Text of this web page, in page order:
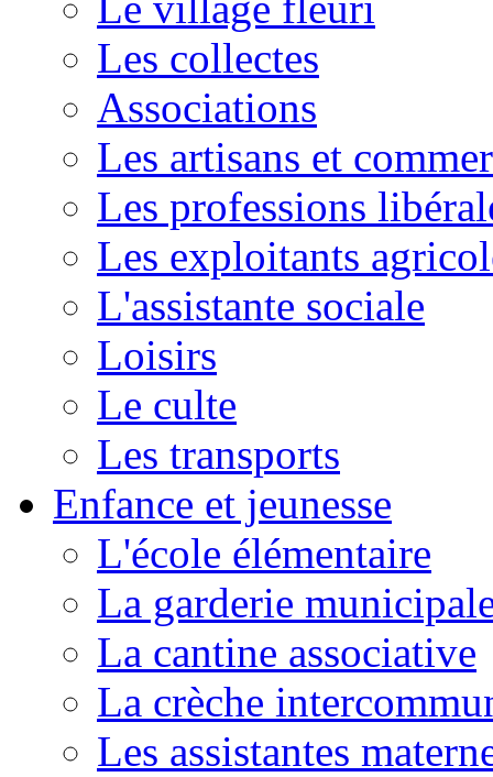
Les collectes
Associations
Les artisans et
Les professions
Les exploitants
L'assistante sociale
Loisirs
Le culte
Les transports
Enfance et jeunesse
L'école élémentaire
La garderie
La cantine associative
La crèche
Les assistantes